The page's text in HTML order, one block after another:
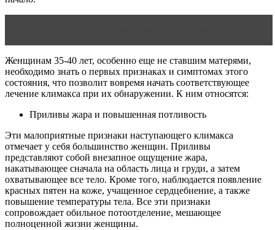
Женщинам 35-40 лет, особенно еще не ставшим матерями,
необходимо знать о первых признаках и симптомах этого
состояния, что позволит вовремя начать соответствующее
лечение климакса при их обнаружении. К ним относятся:
Приливы жара и повышенная потливость
Эти малоприятные признаки наступающего климакса
отмечает у себя большинство женщин. Приливы
представляют собой внезапное ощущение жара,
накатывающее сначала на область лица и груди, а затем
охватывающее все тело. Кроме того, наблюдается появление
красных пятен на коже, учащенное сердцебиение, а также
повышение температуры тела. Все эти признаки
сопровождает обильное потоотделение, мешающее
полноценной жизни женщины.